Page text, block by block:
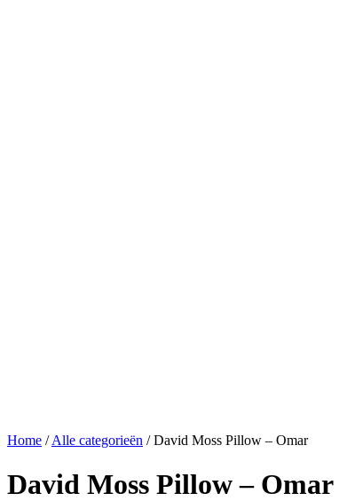
Home /Alle categorieën / David Moss Pillow – Omar
David Moss Pillow – Omar